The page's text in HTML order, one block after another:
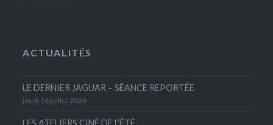
ACTUALITÉS
LE DERNIER JAGUAR – SÉANCE REPORTÉE
jeudi 16 juillet 2026
LES ATELIERS CINÉ DE L’ÉTÉ